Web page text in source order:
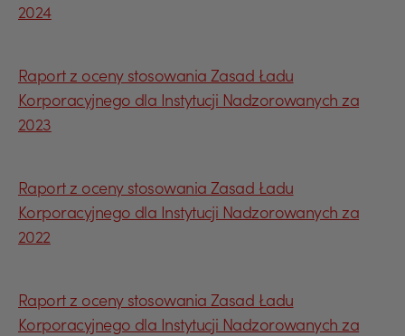
2024
Raport z oceny stosowania Zasad Ładu
Korporacyjnego dla Instytucji Nadzorowanych za
2023
Raport z oceny stosowania Zasad Ładu
Korporacyjnego dla Instytucji Nadzorowanych za
2022
Raport z oceny stosowania Zasad Ładu
Korporacyjnego dla Instytucji Nadzorowanych za